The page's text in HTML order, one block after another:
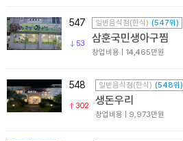
547
53
일반음식점(한식) (547위)
삼훈국민생아구찜
창업비용 | 14,465만원
548
302
일반음식점(한식) (548위)
생돈우리
창업비용 | 9,973만원